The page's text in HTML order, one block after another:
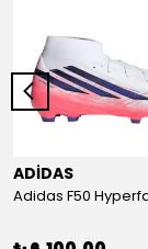
ADİDAS